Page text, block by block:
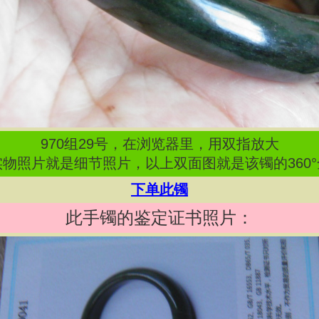
970组 29号，在浏览器里，用双指放大
照片就是细节照片，以上双面图就是该镯的
下单此镯
此手镯的鉴定证书照片：